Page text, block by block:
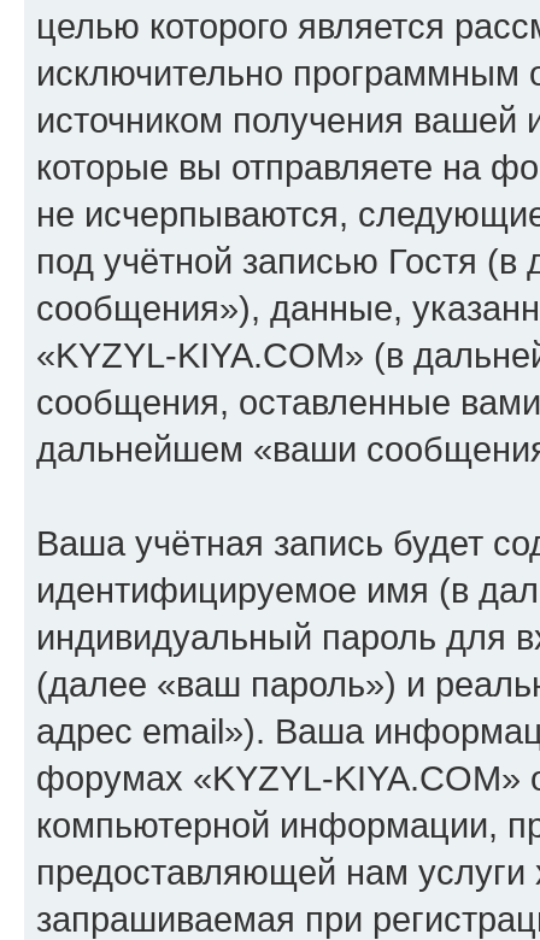
целью которого является
исключительно программным
источником получения
которые вы отправляете на
не исчерпываются,
под учётной записью Гостя
сообщения»), данные,
«KYZYL-KIYA.COM» (в
сообщения, оставленные
дальнейшем «ваши
Ваша учётная запись будет
идентифицируемое имя (в
индивидуальный пароль для
(далее «ваш пароль») и
адрес email»). Ваша
форумах «KYZYL-KIYA.COM»
компьютерной информации,
предоставляющей нам
запрашиваемая при